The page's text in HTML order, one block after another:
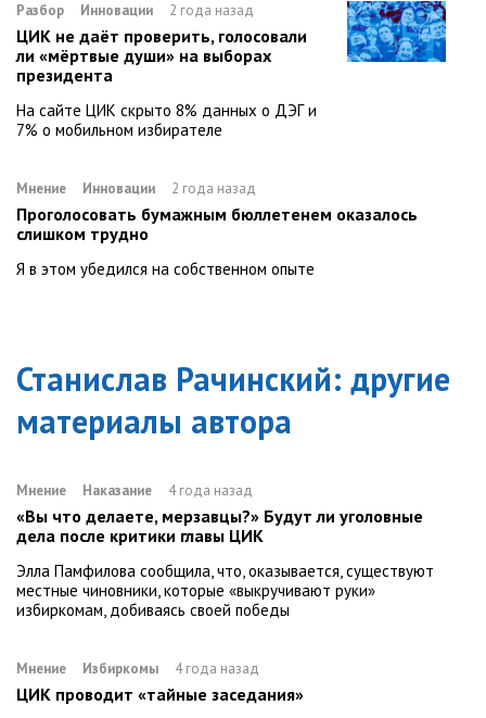
Разбор Инновации 2 года назад
ЦИК не даёт проверить, голосовали
ли «мёртвые души» на выборах
президента
На сайте ЦИК скрыто 8% данных о ДЭГ и
7% о мобильном избирателе
Мнение Инновации 2 года назад
Проголосовать бумажным бюллетенем оказалось
слишком трудно
Я в этом убедился на собственном опыте
Станислав Рачинский: другие
материалы автора
Мнение Наказание 4 года назад
«Вы что делаете, мерзавцы?» Будут ли уголовные
дела после критики главы ЦИК
Элла Памфилова сообщила, что, оказывается, существуют
местные чиновники, которые «выкручивают руки»
избиркомам, добиваясь своей победы
Мнение Избиркомы 4 года назад
ЦИК проводит «тайные заседания»